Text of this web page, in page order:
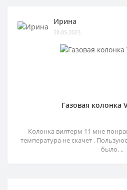
Ирина
28.05.2023
Газовая колонка
Колонка вилтерм 11 мне
температура не скачет .
было. ..